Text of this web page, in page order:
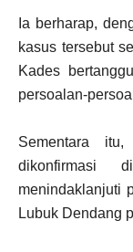
Ia berharap,
kasus tersebut
Kades
persoalan-
Sementara
dikonfirmasi
menindaklanjuti
Lubuk Dendang